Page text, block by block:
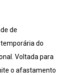
de
do
Voltada para
o afastamento